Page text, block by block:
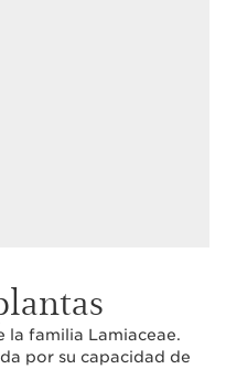
la familia Lamiaceae.
por su capacidad de